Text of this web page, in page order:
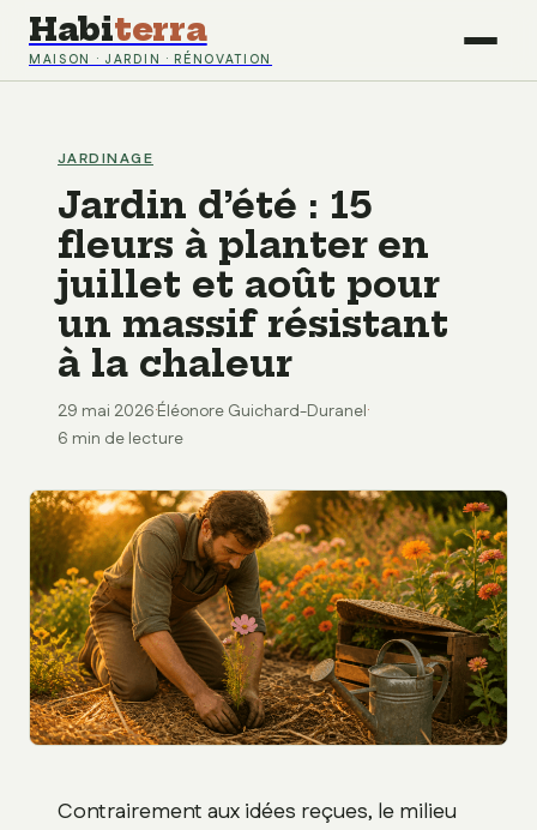
Habiterra
MAISON · JARDIN · RÉNOVATION
JARDINAGE
Jardin d’été : 15
fleurs à planter en
juillet et août pour
un massif résistant
à la chaleur
29 mai 2026·Éléonore Guichard-Duranel·
6 min de lecture
Contrairement aux idées reçues, le milieu